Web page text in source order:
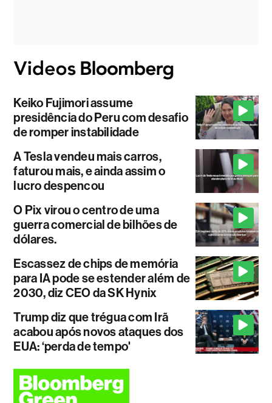
Keiko Fujimori assume
presidência do Peru com desafio
de romper instabilidade
A Tesla vendeu mais carros,
faturou mais, e ainda assim o
lucro despencou
O Pix virou o centro de uma
guerra comercial de bilhões de
dólares.
Escassez de chips de memória
para IA pode se estender além de
2030, diz CEO da SK Hynix
Trump diz que trégua com Irã
acabou após novos ataques dos
EUA: ‘perda de tempo'